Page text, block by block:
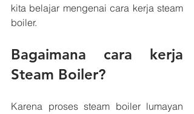
kita belajar mengenai cara kerja steam
boiler.
Bagaimana cara kerja
Steam Boiler?
Karena proses steam boiler lumayan